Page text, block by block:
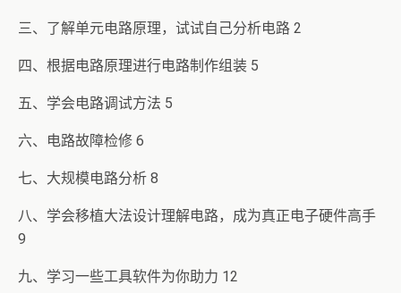
三、了解单元电路原理，试试自己分析电路 2
四、根据电路原理进行电路制作组装 5
五、学会电路调试方法 5
六、电路故障检修 6
七、大规模电路分析 8
八、学会移植大法设计理解电路，成为真正电子硬件高手
9
九、学习一些工具软件为你助力 12